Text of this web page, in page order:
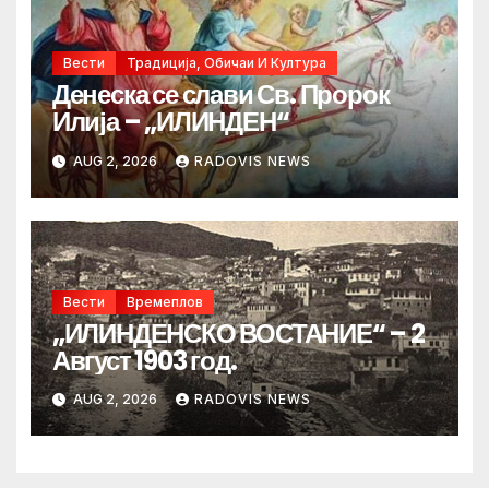
Вести Традиција, Обичаи И Култура
Денеска се слави Св. Пророк
Илија – „ИЛИНДЕН“
AUG 2, 2026 RADOVIS NEWS
Вести Времеплов
„ИЛИНДЕНСКО ВОСТАНИЕ“ – 2
Август 1903 год.
AUG 2, 2026 RADOVIS NEWS